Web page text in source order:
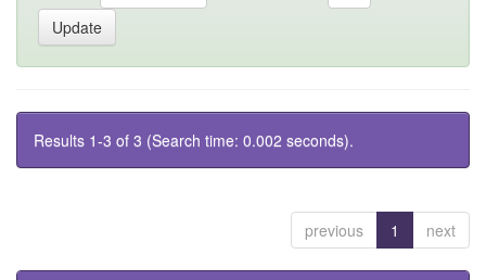
Results 1-3 of 3 (Search time: 0.002 seconds).
previous 1 next